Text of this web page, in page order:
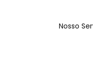
Nosso